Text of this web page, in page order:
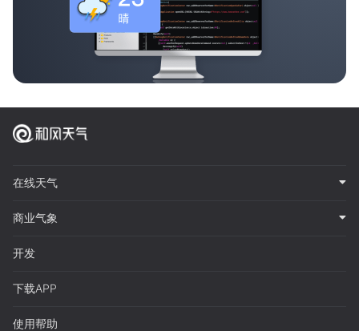
在线天气
商业气象
开发
下载APP
使用帮助